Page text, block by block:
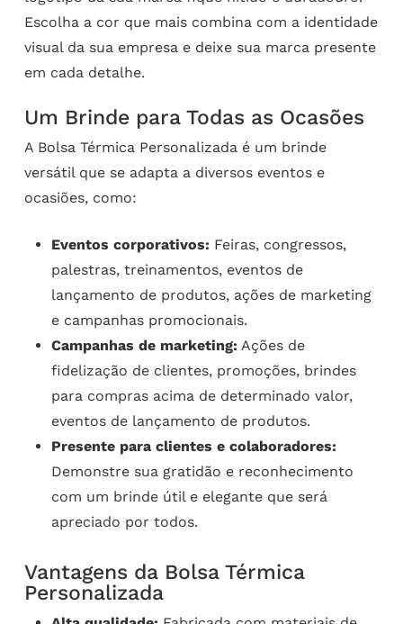
Escolha a cor que mais combina com a identidade
visual da sua empresa e deixe sua marca presente
em cada detalhe.
Um Brinde para Todas as Ocasões
A Bolsa Térmica Personalizada é um brinde
versátil que se adapta a diversos eventos e
ocasiões, como:
Eventos corporativos: Feiras, congressos,
palestras, treinamentos, eventos de
lançamento de produtos, ações de marketing
e campanhas promocionais.
Campanhas de marketing: Ações de
fidelização de clientes, promoções, brindes
para compras acima de determinado valor,
eventos de lançamento de produtos.
Presente para clientes e colaboradores:
Demonstre sua gratidão e reconhecimento
com um brinde útil e elegante que será
apreciado por todos.
Vantagens da Bolsa Térmica
Personalizada